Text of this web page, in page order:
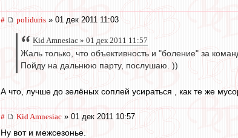
# poliduris » 01 дек 2011 11:03
Kid Amnesiac » 01 дек 2011 11:57
Жаль только, что объективность и "боление" за
Пойду на дальнюю парту, послушаю. ))
А что, лучше до зелёных соплей усираться , как те же
# Kid Amnesiac » 01 дек 2011 10:57
Ну вот и межсезонье.